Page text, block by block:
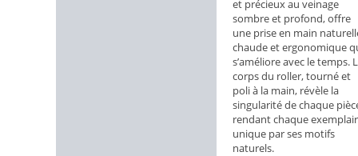
et précieux au veinage
sombre et profond, offre
une prise en main
chaude et ergonomique
s’améliore avec le temps.
corps du roller, tourné et
poli à la main, révèle la
singularité de chaque
rendant chaque
unique par ses motifs
naturels.